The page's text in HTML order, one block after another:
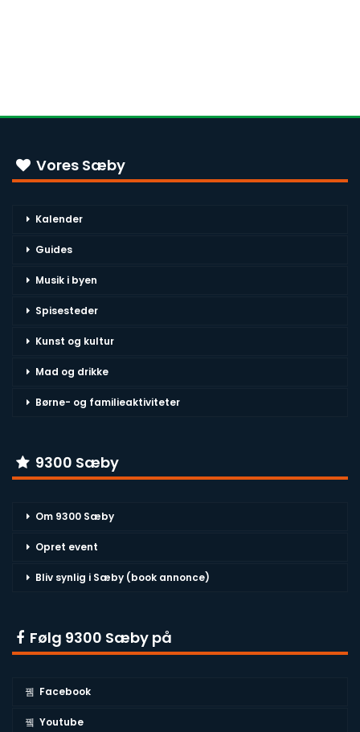
Vores Sæby
Kalender
Guides
Musik i byen
Spisesteder
Kunst og kultur
Mad og drikke
Børne- og familieaktiviteter
9300 Sæby
Om 9300 Sæby
Opret event
Bliv synlig i Sæby (book annonce)
Følg 9300 Sæby på
Facebook
Youtube